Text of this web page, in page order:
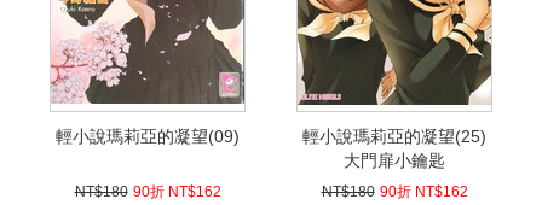
輕小說瑪莉亞的凝望(09)
NT$180 90折 NT$162
輕小說瑪莉亞的凝望(25)
大門扉小鑰匙
NT$180 90折 NT$162